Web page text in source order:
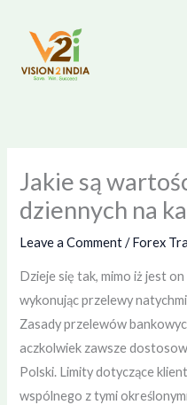
content
Jakie są
dziennych na
Leave a Comment /Forex
Dzieje się tak, mimo iż jest
wykonując przelewy
Zasady przelewów
aczkolwiek zawsze
Polski. Limity dotyczące
wspólnego z tymi